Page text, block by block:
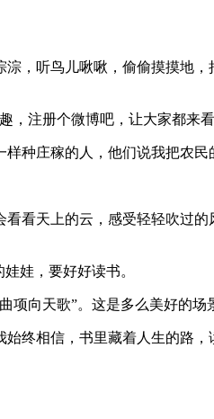
听鸟儿啾啾，偷偷摸摸地，
注册个微博吧，让大家都来
庄稼的人，他们说我把农民
天上的云，感受轻轻吹过的
娃，要好好读书。
向天歌”。这是多么美好的场
相信，书里藏着人生的路，